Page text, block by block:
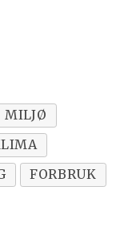
MILJØ
FORBRUK